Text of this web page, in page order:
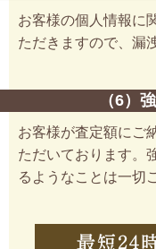
お客様の個人情報に
ただきますので、漏
（6）
お客様が査定額にご
ただいております。
るようなことは一切